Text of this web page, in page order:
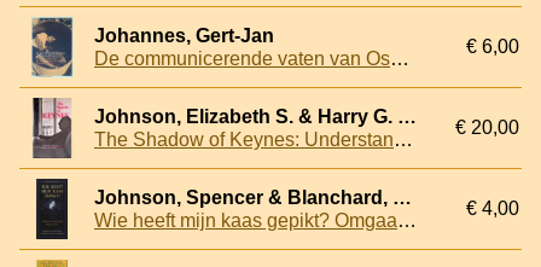
Johannes, Gert-Jan
De communicerende vaten van Oscar van Leer: Ondernemerschap en filantropie in de Van Leer Entiteit, 1958-1986
€ 6,00
Johnson, Elizabeth S. & Harry G. Johnson
The Shadow of Keynes: Understanding Keynes, Cambridge and Keynesian Economics Stock Image View Larger Image The Shadow of Keynes: Understanding Keynes, Cambridge and Keynesian Economics
€ 20,00
Johnson, Spencer & Blanchard, Kenneth
Wie heeft mijn kaas gepikt? Omgaan met verandering, zakelijk en prive
€ 4,00